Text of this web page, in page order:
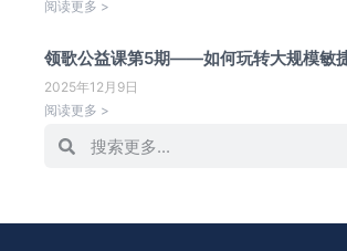
阅读更多 >
领歌公益课第5期——如何玩转大规模敏
2025年12月9日
阅读更多 >